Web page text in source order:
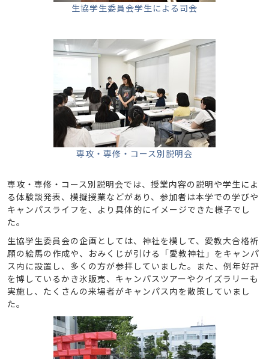
生協学生委員会学生による司会
専攻・専修・コース別説明会
専攻・専修・コース別説明会では、授業内容の説明や学生によ
る体験談発表、模擬授業などがあり、参加者は本学での学びや
キャンパスライフを、より具体的にイメージできた様子でし
た。
生協学生委員会の企画としては、神社を模して、愛教大合格祈
願の絵馬の作成や、おみくじが引ける「愛教神社」をキャンパ
ス内に設置し、多くの方が参拝していました。また、例年好評
を博しているかき氷販売、キャンパスツアーやクイズラリーも
実施し、たくさんの来場者がキャンパス内を散策していまし
た。